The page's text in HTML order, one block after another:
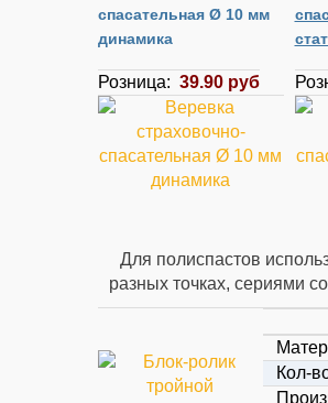
спасательная Ø 10 мм
динамика
Розница: 39.90 руб
Для полиспастов
разных точках, сериями
Кол-